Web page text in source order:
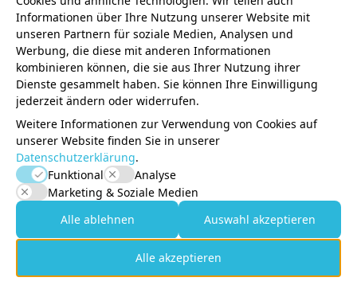
Informationen über Ihre Nutzung unserer Website mit
unseren Partnern für soziale Medien, Analysen und
Werbung, die diese mit anderen Informationen
kombinieren können, die sie aus Ihrer Nutzung ihrer
Dienste gesammelt haben. Sie können Ihre Einwilligung
jederzeit ändern oder widerrufen.
Weitere Informationen zur Verwendung von Cookies auf
unserer Website finden Sie in unserer
Datenschutzerklärung.
Funktional
Analyse
Marketing & Soziale Medien
Alle ablehnen
Auswahl akzeptieren
Alle akzeptieren